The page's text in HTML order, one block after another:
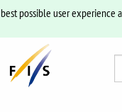
possible user experience